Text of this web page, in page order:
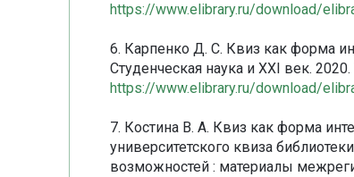
https://www.elibrary.ru/download/
6. Карпенко Д. С. Квиз как форма
Студенческая наука и XXI век.
https://www.elibrary.ru/download/
7. Костина В. А. Квиз как форма
университетского квиза
возможностей : материалы